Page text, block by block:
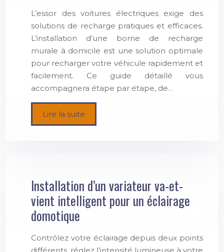
L’essor des voitures électriques exige des
solutions de recharge pratiques et efficaces.
L’installation d’une borne de recharge
murale à domicile est une solution optimale
pour recharger votre véhicule rapidement et
facilement. Ce guide détaillé vous
accompagnera étape par étape, de…
Lire la suite
Installation d’un variateur va-et-
vient intelligent pour un éclairage
domotique
Contrôlez votre éclairage depuis deux points